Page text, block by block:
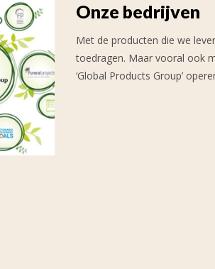
Onze bedrijven
Met de producten die we
toedragen. Maar vooral ook
‘Global Products Group’